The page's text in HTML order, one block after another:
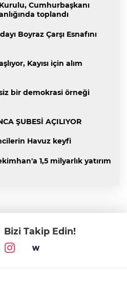
Cumhurbaşkanı
toplandı
Boyraz Çarşı Esnafını
Kayısı için alım
bir demokrasi örneği
ŞUBESİ AÇILIYOR
Havuz keyfi
1,5 milyarlık yatırım
Bizi Takip Edin!